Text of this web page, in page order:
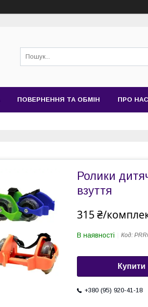
ПОВЕРНЕННЯ ТА ОБМІН ПРО НАС
Ролики
взуття
315 ₴/
В наявності Код:
Купити
+380 (95) 920-41-18